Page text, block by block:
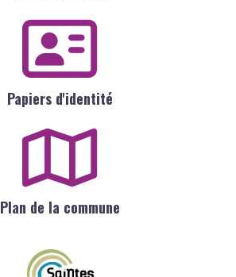
Papiers d'identité
Plan de la commune